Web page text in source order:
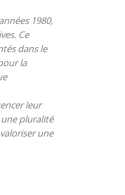
1980,
Ce
dans le
la
leur
pluralité
une